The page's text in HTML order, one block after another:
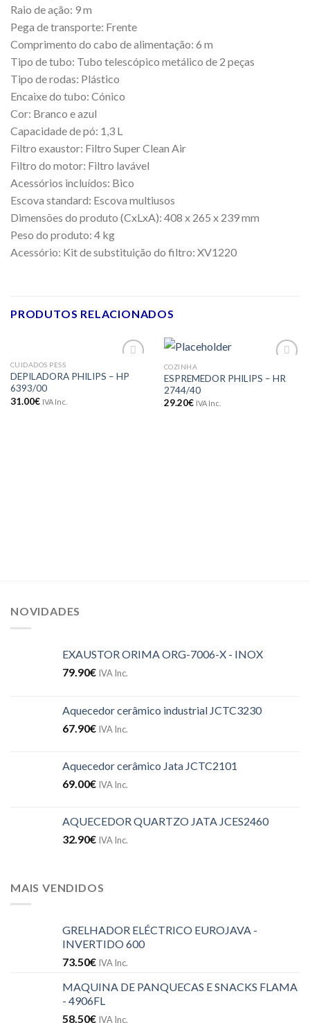
Raio de ação: 9 m
Pega de transporte: Frente
Comprimento do cabo de alimentação: 6 m
Tipo de tubo: Tubo telescópico metálico de 2 peças
Tipo de rodas: Plástico
Encaixe do tubo: Cónico
Cor: Branco e azul
Capacidade de pó: 1,3 L
Filtro exaustor: Filtro Super Clean Air
Filtro do motor: Filtro lavável
Acessórios incluídos: Bico
Escova standard: Escova multiusos
Dimensões do produto (CxLxA): 408 x 265 x 239 mm
Peso do produto: 4 kg
Acessório: Kit de substituição do filtro: XV1220
PRODUTOS RELACIONADOS
aos meus
CUIDADOS PESS
DEPILADORA PHILIPS – HP
6393/00
31.00€ IVA Inc.
aos meus
COZINHA
ESPREMEDOR PHILIPS – HR
2744/40
29.20€ IVA Inc.
NOVIDADES
EXAUSTOR ORIMA ORG-7006-X - INOX
79.90€ IVA Inc.
Aquecedor cerâmico industrial JCTC3230
67.90€ IVA Inc.
Aquecedor cerâmico Jata JCTC2101
69.00€ IVA Inc.
AQUECEDOR QUARTZO JATA JCES2460
32.90€ IVA Inc.
MAIS VENDIDOS
GRELHADOR ELÉCTRICO EUROJAVA -
INVERTIDO 600
73.50€ IVA Inc.
MAQUINA DE PANQUECAS E SNACKS FLAMA
- 4906FL
58.50€ IVA Inc.